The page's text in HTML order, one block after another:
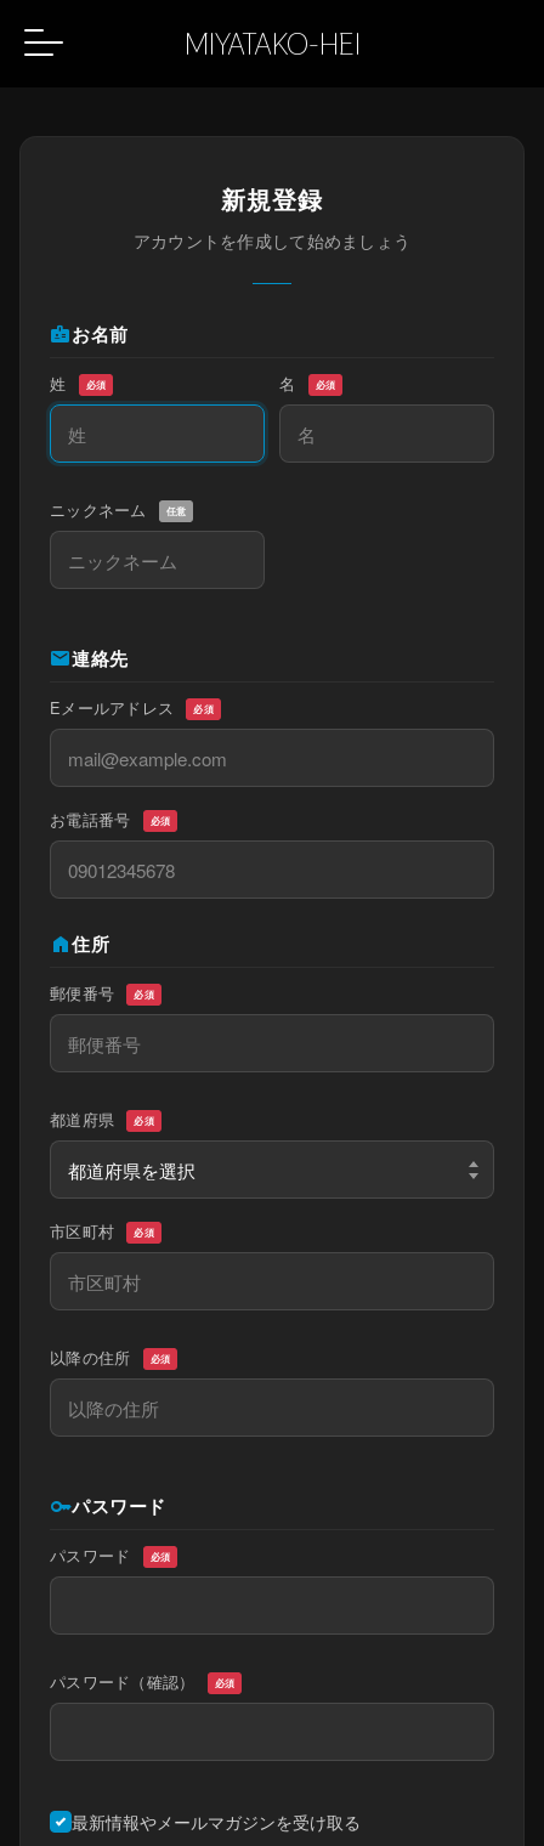
MIYATAKO-HEI
新規登録
アカウントを作成して始めましょう
badgeお名前
姓 必須 名 必須
ニックネーム 任意
mail連絡先
Eメールアドレス 必須
お電話番号 必須
home住所
郵便番号 必須
都道府県 必須
市区町村 必須
以降の住所 必須
keyパスワード
パスワード 必須
パスワード（確認） 必須
最新情報やメールマガジンを受け取る